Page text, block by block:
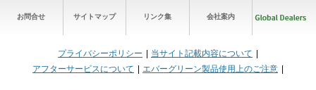
お問合せ サイトマップ リンク集 会社案内
プライバシーポリシー
当サイト記載内容について
アフターサービスについて
エバーグリーン製品使用上のご注意